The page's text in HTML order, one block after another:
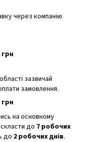
через компанію
грн
зазвичай
замовлення.
грн
на основному
до 7 робочих
до 2 робочих днів.